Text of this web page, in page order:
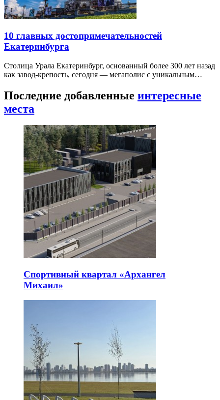
10 главных достопримечательностей
Екатеринбурга
Столица Урала Екатеринбург, основанный более 300 лет назад
как завод-крепость, сегодня — мегаполис с уникальным…
Последние добавленные интересные
места
Спортивный квартал «Архангел
Михаил»